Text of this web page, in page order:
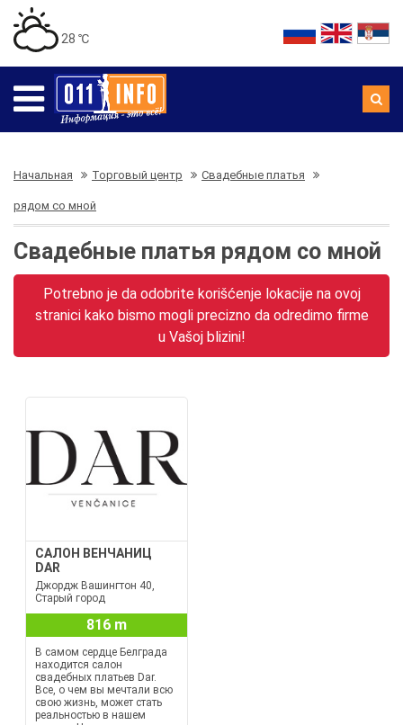
28 ℃
Начальная Торговый центр Свадебные платья
рядом со мной
Свадебные платья рядом со мной
Potrebno je da odobrite korišćenje lokacije na ovoj
stranici kako bismo mogli precizno da odredimo firme
u Vašoj blizini!
САЛОН ВЕНЧАНИЦ
DAR
Джордж Вашингтон 40,
Старый город
816 m
В самом сердце Белграда
находится салон
свадебных платьев Dar.
Все, о чем вы мечтали всю
свою жизнь, может стать
реальностью в нашем